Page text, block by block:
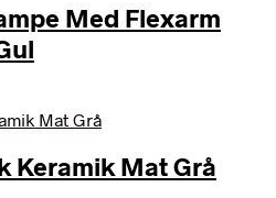
Med Flexarm
Keramik Mat Grå